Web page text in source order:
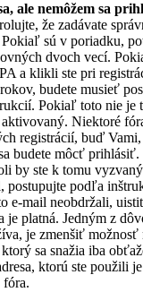
ale nemôžem sa
že zadávate
Pokiaľ sú v poriadku,
dvoch vecí.
a klikli ste pri
budete musieť
Pokiaľ toto nie je
Niektoré
registrácií, buď
budete môcť prihlásiť.
by ste k tomu
postupujte podľa
e-mail neobdržali,
je platná. Jedným z
je zmenšiť možnosť
sa snažia iba
ktorú ste použili
fóra.